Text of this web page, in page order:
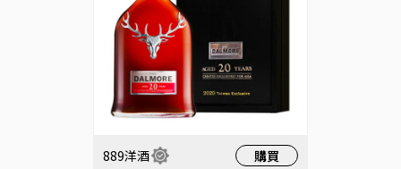
889洋酒 購買